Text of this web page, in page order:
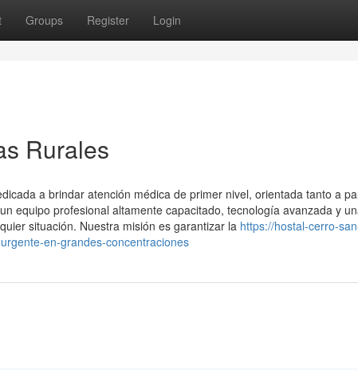
Groups Register Login
Rurales
a brindar atención médica de primer nivel, orientada tanto a
equipo profesional altamente capacitado, tecnología avanzada y
situación. Nuestra misión es garantizar la https://hostal-cerro-
en-grandes-concentraciones